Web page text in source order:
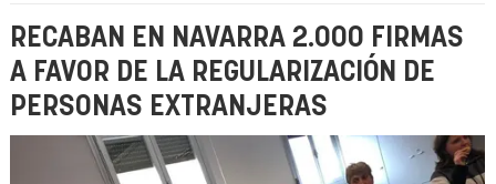
RECABAN EN NAVARRA 2.000 FIRMAS
A FAVOR DE LA REGULARIZACIÓN DE
PERSONAS EXTRANJERAS